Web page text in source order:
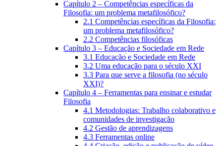
Capítulo 2 – Competências específicas da
Filosofia: um problema metafilosófico?
2.1 Competências específicas da Filosofia:
um problema metafilosófico?
2.2 Competências filosóficas
Capítulo 3 – Educação e Sociedade em Rede
3.1 Educação e Sociedade em Rede
3.2 Uma educação para o século XXI
3.3 Para que serve a filosofia (no século
XXI)?
Capítulo 4 – Ferramentas para ensinar e estudar
Filosofia
4.1 Metodologias: Trabalho colaborativo e
comunidades de investigação
4.2 Gestão de aprendizagens
4.3 Ferramentas online